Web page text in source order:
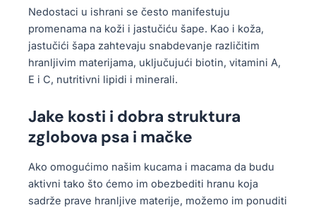
Nedostaci u ishrani se često manifestuju
promenama na koži i jastučiću šape. Kao i koža,
jastučići šapa zahtevaju snabdevanje različitim
hranljivim materijama, uključujući biotin, vitamini A,
E i C, nutritivni lipidi i minerali.
Jake kosti i dobra struktura
zglobova psa i mačke
Ako omogućimo našim kucama i macama da budu
aktivni tako što ćemo im obezbediti hranu koja
sadrže prave hranljive materije, možemo im ponuditi